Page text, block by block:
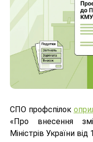
СПО профспілок
«Про внесення
Міністрів України